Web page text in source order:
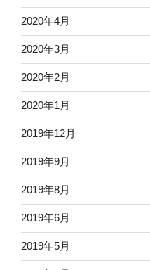
2020年4月
2020年3月
2020年2月
2020年1月
2019年12月
2019年9月
2019年8月
2019年6月
2019年5月